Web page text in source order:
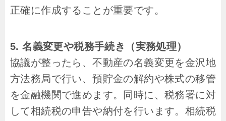
正確に作成することが重要です。
5. 名義変更や税務手続き（実務処理）
協議が整ったら、不動産の名義変更を金沢地
方法務局で行い、預貯金の解約や株式の移管
を金融機関で進めます。同時に、税務署に対
して相続税の申告や納付を行います。相続税